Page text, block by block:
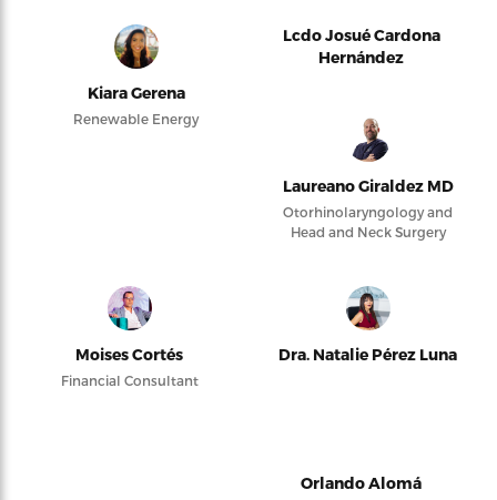
Kiara Gerena
Renewable Energy
Lcdo Josué Cardona
Hernández
Laureano Giraldez MD
Otorhinolaryngology and
Head and Neck Surgery
Moises Cortés
Financial Consultant
Dra. Natalie Pérez Luna
Orlando Alomá